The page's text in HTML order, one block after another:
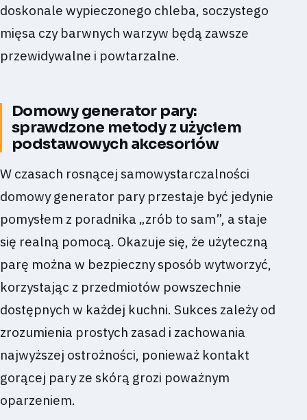
doskonale wypieczonego chleba, soczystego
mięsa czy barwnych warzyw będą zawsze
przewidywalne i powtarzalne.
Domowy generator pary:
sprawdzone metody z użyciem
podstawowych akcesoriów
W czasach rosnącej samowystarczalności
domowy generator pary przestaje być jedynie
pomysłem z poradnika „zrób to sam”, a staje
się realną pomocą. Okazuje się, że użyteczną
parę można w bezpieczny sposób wytworzyć,
korzystając z przedmiotów powszechnie
dostępnych w każdej kuchni. Sukces zależy od
zrozumienia prostych zasad i zachowania
najwyższej ostrożności, ponieważ kontakt
gorącej pary ze skórą grozi poważnym
oparzeniem.